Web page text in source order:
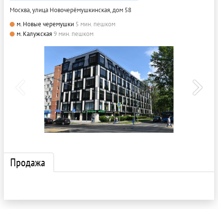
Москва, улица Новочерёмушкинская, дом 58
м. Новые черемушки 5 мин. пешком
м. Калужская9 мин. пешком
Продажа